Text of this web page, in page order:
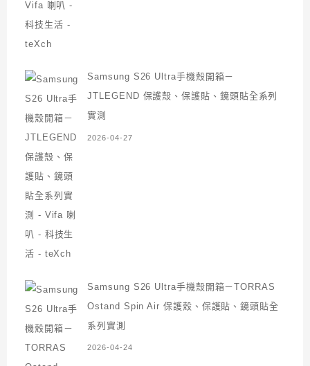
Samsung S26 Ultra手機殼開箱－
JTLEGEND 保護殼、保護貼、鏡頭貼全系列
實測
2026-04-27
Samsung S26 Ultra手機殼開箱－TORRAS
Ostand Spin Air 保護殼、保護貼、鏡頭貼全
系列實測
2026-04-24